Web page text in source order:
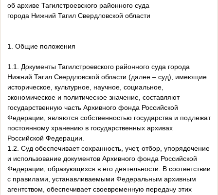
об архиве Тагилстроевского районного суда
города Нижний Тагил Свердловской области
1. Общие положения
1.1. Документы Тагилстроевского районного суда города
Нижний Тагил Свердловской области (далее – суд), имеющие
историческое, культурное, научное, социальное,
экономическое и политическое значение, составляют
государственную часть Архивного фонда Российской
Федерации, являются собственностью государства и подлежат
постоянному хранению в государственных архивах
Российской Федерации.
1.2. Суд обеспечивает сохранность, учет, отбор, упорядочение
и использование документов Архивного фонда Российской
Федерации, образующихся в его деятельности. В соответствии
с правилами, устанавливаемыми Федеральным архивным
агентством, обеспечивает своевременную передачу этих